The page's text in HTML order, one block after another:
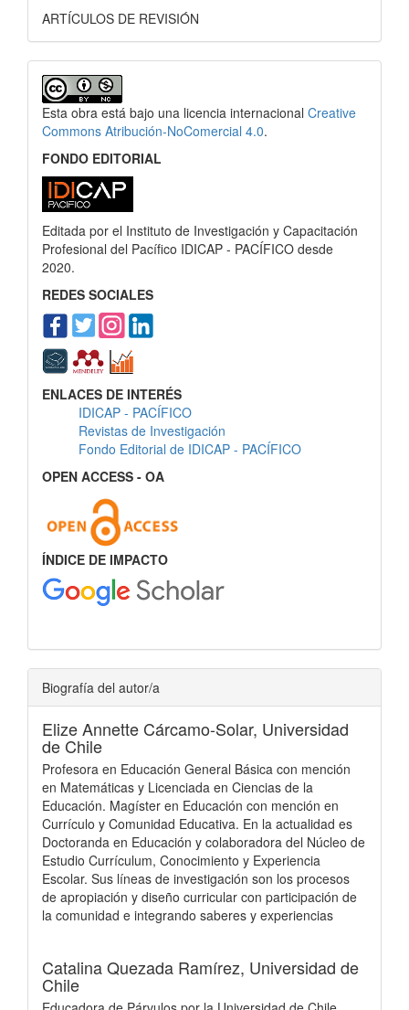
ARTÍCULOS DE REVISIÓN
Esta obra está bajo una licencia internacional Creative
Commons Atribución-NoComercial 4.0.
FONDO EDITORIAL
Editada por el Instituto de Investigación y Capacitación
Profesional del Pacífico IDICAP - PACÍFICO desde
2020.
REDES SOCIALES
ENLACES DE INTERÉS
IDICAP - PACÍFICO
Revistas de Investigación
Fondo Editorial de IDICAP - PACÍFICO
OPEN ACCESS - OA
ÍNDICE DE IMPACTO
Biografía del autor/a
Elize Annette Cárcamo-Solar, Universidad
de Chile
Profesora en Educación General Básica con mención
en Matemáticas y Licenciada en Ciencias de la
Educación. Magíster en Educación con mención en
Currículo y Comunidad Educativa. En la actualidad es
Doctoranda en Educación y colaboradora del Núcleo de
Estudio Currículum, Conocimiento y Experiencia
Escolar. Sus líneas de investigación son los procesos
de apropiación y diseño curricular con participación de
la comunidad e integrando saberes y experiencias
Catalina Quezada Ramírez, Universidad de
Chile